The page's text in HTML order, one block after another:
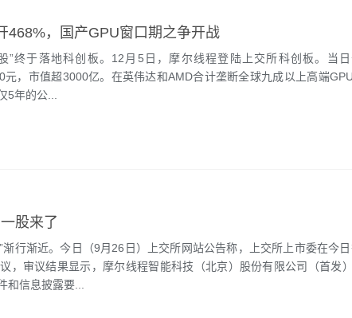
468%，国产GPU窗口期之争开战
”终于落地科创板。12月5日，摩尔线程登陆上交所科创板。当
元，市值超3000亿。在英伟达和AMD合计垄断全球九成以上高端
5年的公...
股来了
渐行渐近。今日（9月26日）上交所网站公告称，上交所上市委在今
，审议结果显示，摩尔线程智能科技（北京）股份有限公司（首发
和信息披露要...